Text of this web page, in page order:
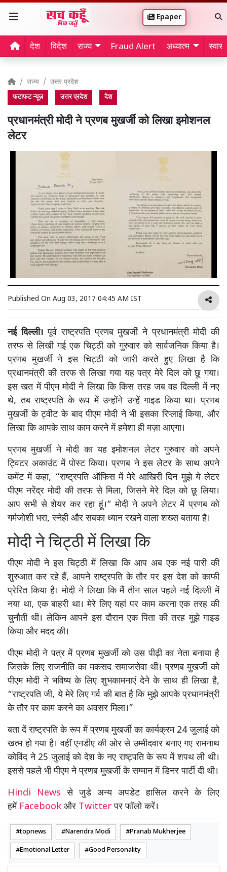
Epaper
देश विदेश राज्य Fraud Alert अध्यात्म
राज्य उत्तर प्रदेश
फटाफट न्यूज़ उत्तर प्रदेश देश
प्रधानमंत्री मोदी ने प्रणब मुखर्जी को लिखा इमोशनल
लेटर
Published On Aug 03, 2017 04:45 AM IST
नई दिल्ली। पूर्व राष्ट्रपति प्रणब मुखर्जी ने प्रधानमंत्री मोदी की
तरफ से लिखी गई एक चिट्ठी को गुरुवार को सार्वजनिक किया है।
प्रणब मुखर्जी ने इस चिट्ठी को जारी करते हुए लिखा है कि
प्रधानमंत्री की तरफ से लिखा गया यह पत्र मेरे दिल को छू गया।
इस खत में पीएम मोदी ने लिखा कि किस तरह जब वह दिल्ली में नए
थे, तब राष्ट्रपति के रूप में उन्होंने उन्हें गाइड किया था। प्रणब
मुखर्जी के ट्वीट के बाद पीएम मोदी ने भी इसका रिप्लाई किया, और
लिखा कि आपके साथ काम करने में हमेशा ही मज़ा आएगा।
प्रणब मुखर्जी ने मोदी का यह इमोशनल लेटर गुरुवार को अपने
ट्विटर अकाउंट में पोस्ट किया। प्रणब ने इस लेटर के साथ अपने
कमेंट में कहा, “राष्ट्रपति ऑफिस में मेरे आखिरी दिन मुझे ये लेटर
पीएम नरेंद्र मोदी की तरफ से मिला, जिसने मेरे दिल को छू लिया।
आप सभी से शेयर कर रहा हूं।” मोदी ने अपने लेटर में प्रणब को
गर्मजोशी भरा, स्नेही और सबका ध्यान रखने वाला शख्स बताया है।
मोदी ने चिट्ठी में लिखा कि
पीएम मोदी ने इस चिट्ठी में लिखा कि आप अब एक नई पारी की
शुरुआत कर रहे हैं, आपने राष्ट्रपति के तौर पर इस देश को काफी
प्रेरित किया है। मोदी ने लिखा कि मैं तीन साल पहले नई दिल्ली में
नया था, एक बाहरी था। मेरे लिए यहां पर काम करना एक तरह की
चुनौती थी। लेकिन आपने इस दौरान एक पिता की तरह मुझे गाइड
किया और मदद की।
पीएम मोदी ने पत्र में प्रणब मुखर्जी को उस पीढ़ी का नेता बनाया है
जिसके लिए राजनीति का मकसद समाजसेवा थी। प्रणब मुखर्जी को
पीएम मोदी ने भविष्य के लिए शुभकामनाएं देने के साथ ही लिखा है,
“राष्ट्रपति जी, ये मेरे लिए गर्व की बात है कि मुझे आपके प्रधानमंत्री
के तौर पर काम करने का अवसर मिला।”
बता दें राष्ट्रपति के रूप में प्रणब मुखर्जी का कार्यक्रम 24 जुलाई को
खत्म हो गया है। वहीं एनडीए की ओर से उम्मीदवार बनाए गए रामनाथ
कोविंद ने 25 जुलाई को देश के नए राष्ट्पति के रूप में शपथ ली थी।
इससे पहले भी पीएम ने प्रणब मुखर्जी के सम्मान में डिनर पार्टी दी थी।
Hindi Newsसे जुडे अन्य अपडेट हासिल करने के लिए
हमें Facebook और Twitterपर फॉलो करें।
topnews Narendra Modi Pranab Mukherjee
Emotional Letter Good Personality